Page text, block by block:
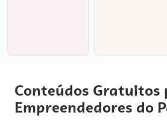
Conteúdos Gratuitos
Empreendedores do